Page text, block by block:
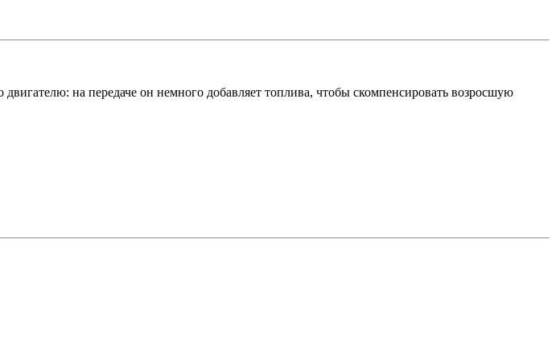
на передаче он немного добавляет топлива, чтобы скомпенсировать возросшую